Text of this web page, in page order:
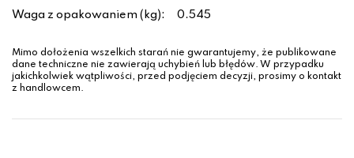
Waga z opakowaniem (kg): 0.545
Mimo dołożenia wszelkich starań nie gwarantujemy, że publikowane
dane techniczne nie zawierają uchybień lub błędów. W przypadku
jakichkolwiek wątpliwości, przed podjęciem decyzji, prosimy o kontakt
z handlowcem.